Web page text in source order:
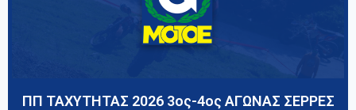
ΠΠ ΤΑΧΥΤΗΤΑΣ 2026 3ος-4ος ΑΓΩΝΑΣ ΣΕΡΡΕΣ